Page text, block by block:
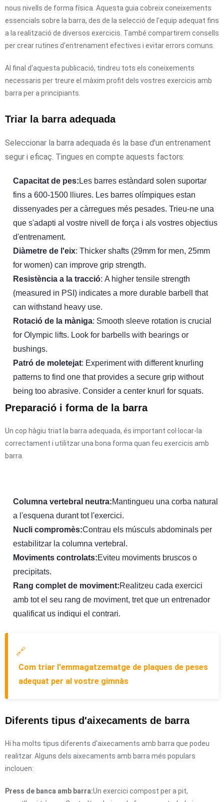
nous nivells de forma física. Aquesta guia cobreix coneixements
essencials sobre la barra, des de la selecció de l'equip adequat fins
a la realització de diversos exercicis. També compartirem consells
per crear rutines d'entrenament efectives i evitar errors comuns.
Al final d'aquesta publicació, tindreu tots els coneixements
necessaris per treure el màxim profit dels vostres exercicis amb
barra per a principiants.
Triar la barra adequada
Seleccionar la barra adequada és la base d'un entrenament
segur i eficaç. Tingues en compte aquests factors:
Capacitat de pes: Les barres estàndard solen suportar
fins a 600-1500 lliures. Les barres olímpiques estan
dissenyades per a càrregues més pesades. Trieu-ne una
que s'adapti al vostre nivell de força i als vostres objectius
d'entrenament.
Diàmetre de l'eix: Thicker shafts (29mm for men, 25mm
for women) can improve grip strength.
Resistència a la tracció: A higher tensile strength
(measured in PSI) indicates a more durable barbell that
can withstand heavy use.
Rotació de la màniga: Smooth sleeve rotation is crucial
for Olympic lifts. Look for barbells with bearings or
bushings.
Patró de moletejat: Experiment with different knurling
patterns to find one that provides a secure grip without
being too abrasive. Consider a center knurl for squats.
Preparació i forma de la barra
Un cop hàgiu triat la barra adequada, és important col·locar-la
correctament i utilitzar una bona forma quan feu exercicis amb
barra.
Columna vertebral neutra:Mantingueu una corba natural
a l'esquena durant tot l'exercici.
Nucli compromès:Contrau els músculs abdominals per
estabilitzar la columna vertebral.
Moviments controlats:Eviteu moviments bruscos o
precipitats.
Rang complet de moviment:Realitzeu cada exercici
amb tot el seu rang de moviment, tret que un entrenador
qualificat us indiqui el contrari.
🔗
Com triar l'emmagatzematge de plaques de peses
adequat per al vostre gimnàs
Diferents tipus d'aixecaments de barra
Hi ha molts tipus diferents d'aixecaments amb barra que podeu
realitzar. Alguns dels aixecaments amb barra més populars
inclouen:
Press de banca amb barra:Un exercici compost per a pit,